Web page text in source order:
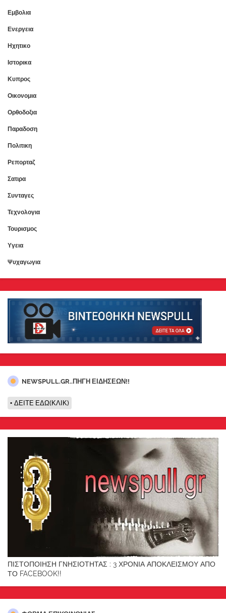
Εμβολια
Ενεργεια
Ηχητικο
Ιστορικα
Κυπρος
Οικονομια
Ορθοδοξια
Παραδοση
Πολιτικη
Ρεπορταζ
Σατιρα
Συνταγες
Τεχνολογια
Τουρισμος
Υγεια
Ψυχαγωγια
NEWSPULL.GR..ΠΗΓΗ ΕΙΔΗΣΕΩΝ!!
ΔΕΙΤΕ ΕΔΩ(ΚΛΙΚ)
ΠΙΣΤΟΠΟΙΗΣΗ ΓΝΗΣΙΟΤΗΤΑΣ : 3 ΧΡΟΝΙΑ ΑΠΟΚΛΕΙΣΜΟΥ ΑΠΟ
ΤΟ FACEBOOK!!